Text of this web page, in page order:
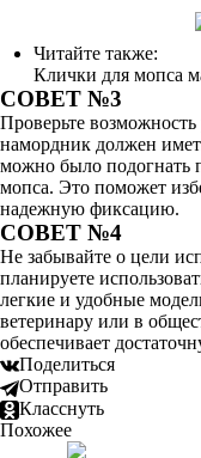
Читайте также:
Клички для мопса
СОВЕТ №3
Проверьте
намордник должен
можно было подогнать
мопса. Это поможет
надежную фиксацию.
СОВЕТ №4
Не забывайте о цели
планируете
легкие и удобные
ветеринару или в
обеспечивает
Поделиться
Отправить
Класснуть
Похожее